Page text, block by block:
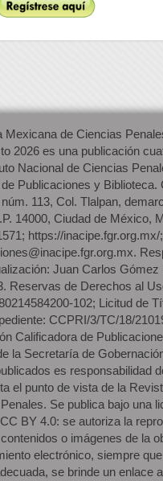
Mexicana de Ciencias
2026 es una publicación
Nacional de Ciencias
Publicaciones y Biblioteca.
113, Col. Tlalpan,
14000, Ciudad de México,
https://inacipe.fgr.org.mx/
Juan Carlos Gómez
Reservas de Derechos al
102; Licitud de
CCPRI/3/TC/18/
Calificadora de
la Secretaría de
es responsabilidad
el punto de vista de la
Se publica bajo una
BY 4.0: se autoriza la
o imágenes de la
electrónico, siempre
se brinde un enlace